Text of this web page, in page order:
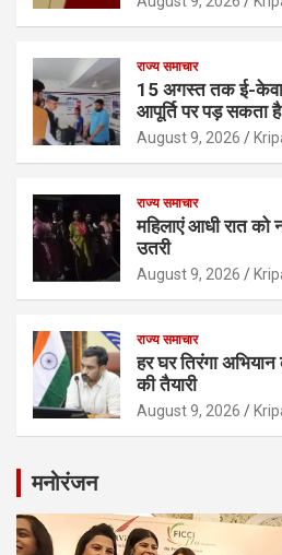
राज्य समाचार
15 अगस्त तक ई-
आपूर्ति पर पड़ सकता
August 9, 2026
राज्य समाचार
महिलाएं आधी रात
उतरी
August 9, 2026
राज्य समाचार
हर घर तिरंगा
की तैयारी
August 9, 2026
मनोरंजन